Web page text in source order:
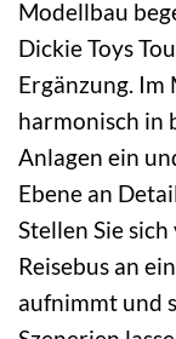
Modellbau
Dickie Toys
Ergänzung. Im
harmonisch in
Anlagen ein
Ebene an
Stellen Sie
Reisebus an
aufnimmt und